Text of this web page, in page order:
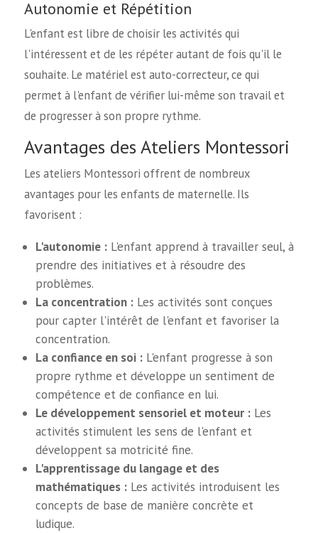
Autonomie et Répétition
L'enfant est libre de choisir les activités qui
l'intéressent et de les répéter autant de fois qu'il le
souhaite. Le matériel est auto-correcteur, ce qui
permet à l'enfant de vérifier lui-même son travail et
de progresser à son propre rythme.
Avantages des Ateliers Montessori
Les ateliers Montessori offrent de nombreux
avantages pour les enfants de maternelle. Ils
favorisent :
L'autonomie : L'enfant apprend à travailler seul, à
prendre des initiatives et à résoudre des
problèmes.
La concentration : Les activités sont conçues
pour capter l'intérêt de l'enfant et favoriser la
concentration.
La confiance en soi : L'enfant progresse à son
propre rythme et développe un sentiment de
compétence et de confiance en lui.
Le développement sensoriel et moteur : Les
activités stimulent les sens de l'enfant et
développent sa motricité fine.
L'apprentissage du langage et des
mathématiques : Les activités introduisent les
concepts de base de manière concrète et
ludique.